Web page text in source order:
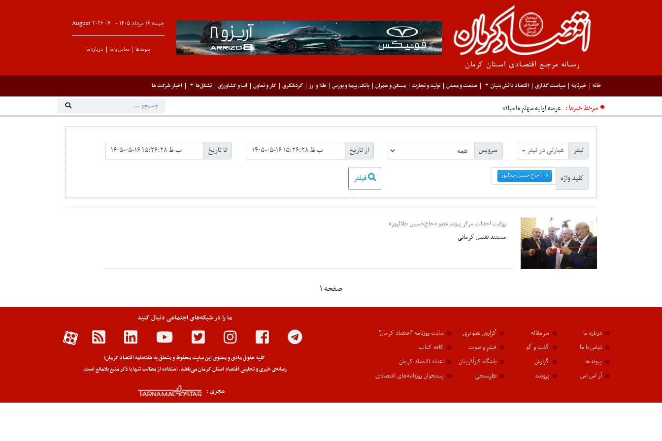
جمعه ۱۶ مرداد ۱۴۰۵ - ۰۷August۲۰۲۶
پیوندها تماس با ما درباره ما
خانه خبرنامه سیاست گذاری اقتصاد دانش بنیان صنعت و معدن تولید و تجارت مسکن و عمران بانک، بیمه و بورس طلا و ارز گردشگری کار و تعاون آب و کشاورزی تشکل‌ها اخبار شرکت ها
سرخط خبرها : عرضه اولیه سهام «احیا۱»
تیتر سرویس از تاریخ تا تاریخ
کلید واژه حاج حسین جلالپور × فیلتر
روایت احداث مرکز پیوند عضو «حاج‌حسین جلالپور»
مستند نفیس کرمانی
صفحه ۱
درباره ما
تماس با ما
پیوندها
آر اس اس
سرمقاله
گفت و گو
گزارش
پرونده
گزارش تصویری
فیلم و صوت
باشگاه کارآفرینان
نظرسنجی
سایت روزنامه "اقتصاد کرمان"
کافه کتاب
اعداد اقتصاد کرمان
پیشخوان روزنامه‌های اقتصادی
ما را در شبکه‌های اجتماعی دنبال کنید
کلیه حقوق مادی و معنوی این سایت محفوظ و متعلق به هفته‌نامه اقتصاد کرمان؛
رسانه‌ی خبری و تحلیلی اقتصاد استان کرمان می‌باشد. استفاده از مطالب تنها با ذکر منبع بلامانع است.
مجری :